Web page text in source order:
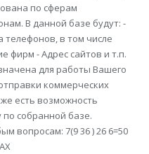
по сферам
В данной базе будут: -
телефонов, в том числе
фирм - Адрес сайтов и т.п.
для работы Вашего
коммерческих
есть возможность
по собранной базе.
вопросам: 7(9 36 ) 26 6=50